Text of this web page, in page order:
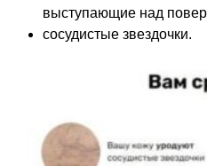
выступающие над
сосудистые звездочки.